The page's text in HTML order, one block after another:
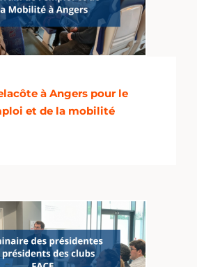
à Angers pour le
et de la mobilité